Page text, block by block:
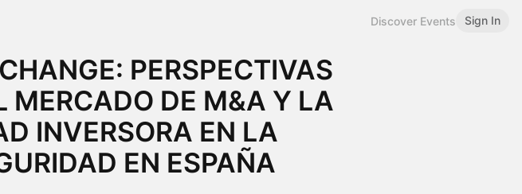
Discover Events Sign In
PERSPECTIVAS
MERCADO DE M&A Y LA
INVERSORA EN LA
EN ESPAÑA